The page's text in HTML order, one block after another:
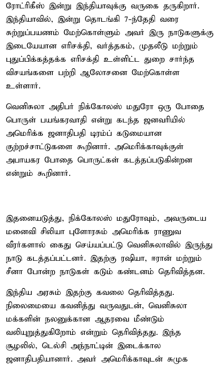
ரோட்ரிகீஸ் இன்று இந்தியாவுக்கு வருகை தருகிறார்.
இந்தியாவில், இன்று தொடங்கி 7-ந்தேதி வரை
சுற்றுப்பயணம் மேற்கொள்ளும் அவர் இரு நாடுகளுக்கு
இடையேயான எரிசக்தி, வர்த்தகம், முதலீடு மற்றும்
புதுப்பிக்கத்தக்க எரிசக்தி உள்ளிட்ட துறை சார்ந்த
விசயங்களை பற்றி ஆலோசனை மேற்கொள்ள
உள்ளார்.
வெனிசுலா அதிபர் நிக்கோலஸ் மதுரோ ஒரு போதை
பொருள் பயங்கரவாதி என்று கடந்த ஜனவரியில்
அமெரிக்க ஜனாதிபதி டிரம்ப் கடுமையான
குற்றச்சாட்டுகளை கூறினார். அமெரிக்காவுக்குள்
அபாயகர போதை பொருட்கள் கடத்தப்படுகின்றன
என்றும் கூறினார்.
இதனையடுத்து, நிக்கோலஸ் மதுரோவும், அவருடைய
மனைவி சிலியா புளோரசும் அமெரிக்க ராணுவ
வீரர்களால் கைது செய்யப்பட்டு வெனிசுலாவில் இருந்து
நாடு கடத்தப்பட்டனர். இதற்கு ரஷியா, ஈரான் மற்றும்
சீனா போன்ற நாடுகள் கடும் கண்டனம் தெரிவித்தன.
இந்திய அரசும் இதற்கு கவலை தெரிவித்தது.
நிலைமையை கவனித்து வருவதுடன், வெனிசுலா
மக்களின் நலனுக்கான ஆதரவை மீண்டும்
வலியுறுத்துகிறோம் என்றும் தெரிவித்தது. இந்த
சூழலில், டெல்சி அந்நாட்டின் இடைக்கால
ஜனாதிபதியானார். அவர் அமெரிக்காவுடன் சுமுக